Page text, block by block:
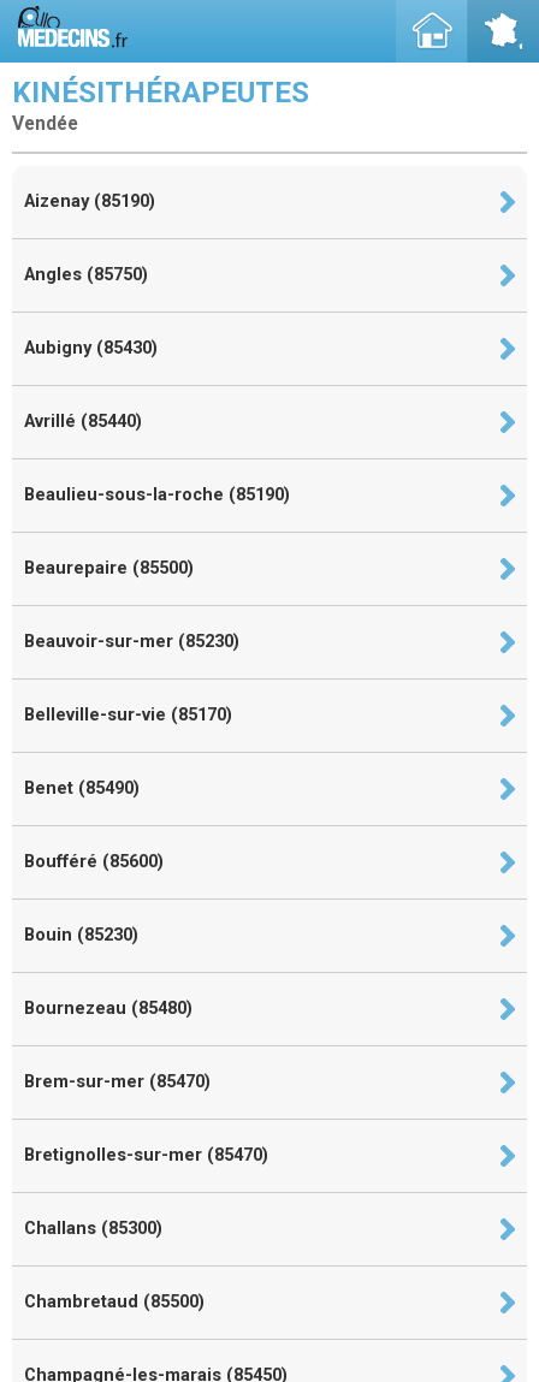
KINÉSITHÉRAPEUTES
Vendée
Aizenay (85190)
Angles (85750)
Aubigny (85430)
Avrillé (85440)
Beaulieu-sous-la-roche (85190)
Beaurepaire (85500)
Beauvoir-sur-mer (85230)
Belleville-sur-vie (85170)
Benet (85490)
Boufféré (85600)
Bouin (85230)
Bournezeau (85480)
Brem-sur-mer (85470)
Bretignolles-sur-mer (85470)
Challans (85300)
Chambretaud (85500)
Champagné-les-marais (85450)